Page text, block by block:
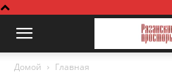
Домой Главная